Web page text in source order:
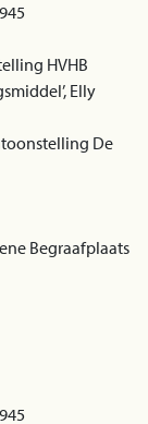
HVHB
Elly
De
Begraafplaats